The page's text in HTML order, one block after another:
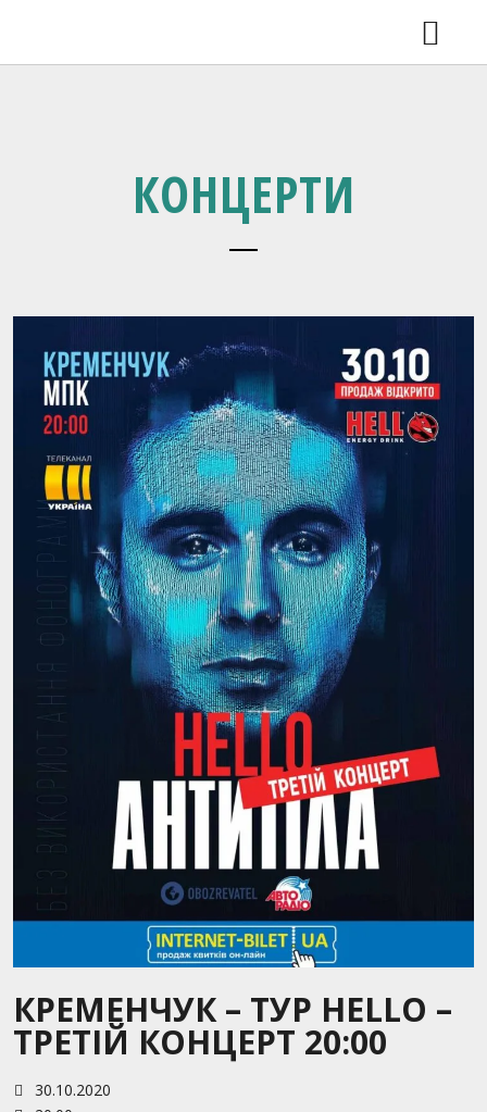
SHOP
ГАЛЕРЕЯ
КОНЦЕРТИ
КРЕМЕНЧУК – ТУР HELLO –
ТРЕТІЙ КОНЦЕРТ 20:00
30.10.2020